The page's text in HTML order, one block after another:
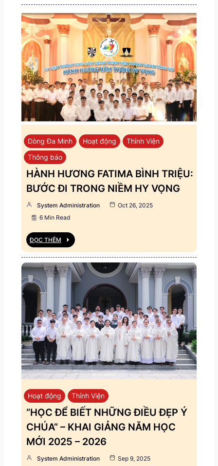
Dòng Đa Minh Hoạt động
Thỉnh Viện
Thông báo
HÀNH HƯƠNG FATIMA BÌNH TRIỆU:
BƯỚC ĐI TRONG NIỀM HY VỌNG
System Administration
Oct 26, 2025
6 Min Read
ĐỌC THÊM
Hoạt động Thỉnh Viện
“HỌC ĐỂ BIẾT NHỮNG ĐIỀU ĐẸP Ý
CHÚA” – KHAI GIẢNG NĂM HỌC
MỚI 2025 – 2026
System Administration
Sep 9, 2025